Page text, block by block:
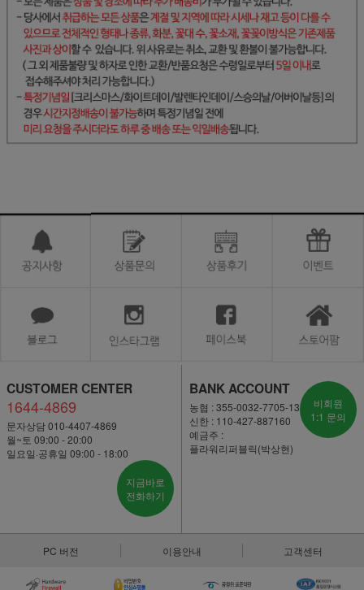
CUSTOMER CENTER
1644-4869
문자상담 010-4407-4869
월~토 09:00 - 20:00
일요일·공휴일 09:00 - 18:00
지금바로
전화하기
BANK ACCOUNT
농협 : 355-0032-7705-13
신한 : 110-427-887160
예금주 :
플라워리퍼블릭(박상현)
비회원
1:1 문의
PC 버전 이용안내 고객센터